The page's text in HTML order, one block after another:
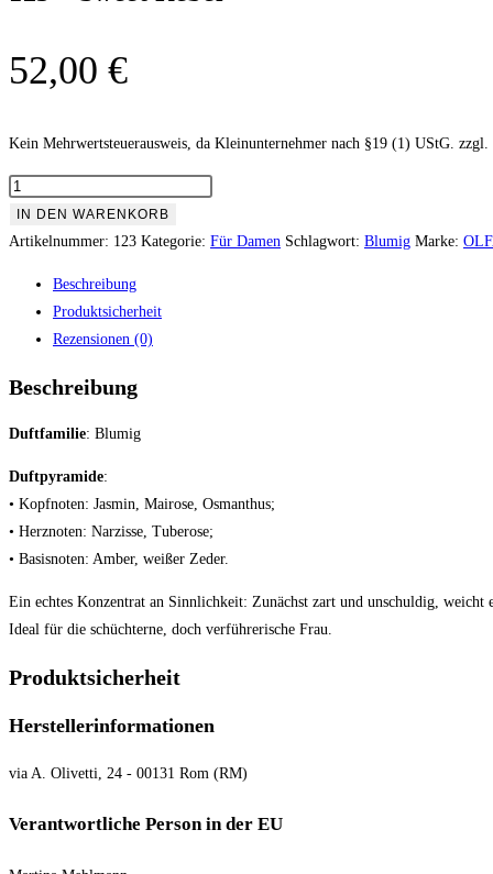
52,00 €
Kein Mehrwertsteuerausweis, da Kleinunternehmer nach §19 (1) UStG. zzgl.
123
Sweet
IN DEN WARENKORB
Artikelnummer: 123 Kategorie: Für Damen Schlagwort: Blumig Marke:
Beschreibung
Produktsicherheit
Rezensionen (0)
Beschreibung
Duftfamilie: Blumig
Duftpyramide:
• Kopfnoten: Jasmin, Mairose, Osmanthus;
• Herznoten: Narzisse, Tuberose;
• Basisnoten: Amber, weißer Zeder.
Ein echtes Konzentrat an Sinnlichkeit: Zunächst zart und unschuldig, weicht
Ideal für die schüchterne, doch verführerische Frau.
Produktsicherheit
Herstellerinformationen
via A. Olivetti, 24 - 00131 Rom (RM)
Verantwortliche Person in der EU